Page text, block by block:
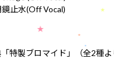
止水(Off Vocal)
特製ブロマイド」（全2種よ